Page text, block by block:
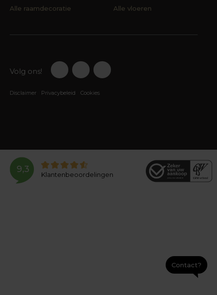
Alle raamdecoratie Alle vloeren
Volg ons!
Disclaimer Privacybeleid Cookies
9,3
Klantenbeoordelingen
Contact?